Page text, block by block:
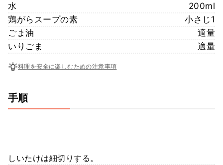
水
200ml
鶏がらスープの素
小さじ1
ごま油
適量
いりごま
適量
料理を安全に楽しむための注意事項
手順
しいたけは細切りする。